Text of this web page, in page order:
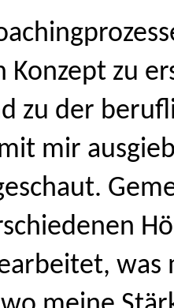
Konzept zu
zu der
mir
was